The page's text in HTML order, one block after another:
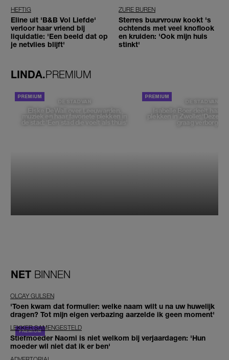
HEFTIG
Eline uit 'B&B Vol Liefde'
verloor haar vriend bij
liquidatie: 'Een beeld dat op
je netvlies blijft'
ZURE BUREN
Sterres buurvrouw kookt 's
ochtends met veel knoflook
en kruiden: 'Ook mijn huis
stinkt'
LINDA.PREMIUM
DE STAD VAN
Elske DeWall over Leeuwarden,
muziek en haar favoriete plekken in
de stad: 'Een stad die voelt als thuis'
DE STAD VAN
Isabelle Boer deelt haar
plekken in Zwolle: 'Deze
graag verborgen'
NET BINNEN
OLCAY GULSEN
'Toen kwam dat formulier: welke naam wilt u na uw huwelijk
dragen? Tot mijn eigen verbazing aarzelde ik geen moment'
LEKKER SAMENGESTELD
Stiefmoeder Naomi is niet welkom bij verjaardagen: 'Hun
moeder wil niet dat ik er ben'